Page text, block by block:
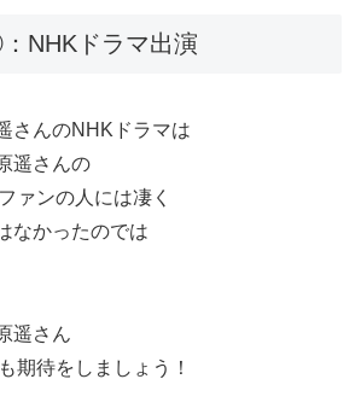
NHKドラマ出演
さんのNHKドラマは
遥さんの
ァンの人には凄く
なかったのでは
遥さん
期待をしましょう！